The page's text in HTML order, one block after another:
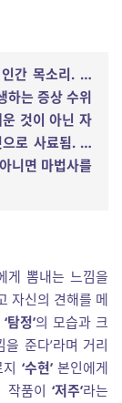
인간 목소리. …
하는 증상 수위
것이 아닌 자
로 사료됨. …
아니면 마법사를
게 뽐내는 느낌을
자신의 견해를 메
‘탐정’의 모습과 크
준다’라며 거리
‘수현’본인에게
작품이 ‘저주’라는